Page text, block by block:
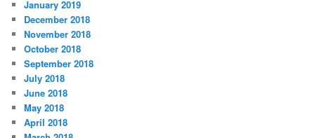
January 2019
December 2018
November 2018
October 2018
September 2018
July 2018
June 2018
May 2018
April 2018